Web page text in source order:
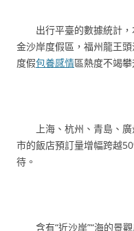
出行平臺的數據統計
金沙岸度假區，福州龍王
度假包養感情區熱度不竭攀
上海、杭州、青島、
市的飯店預訂量增幅跨越
待。
含有“近沙岸”“海的景